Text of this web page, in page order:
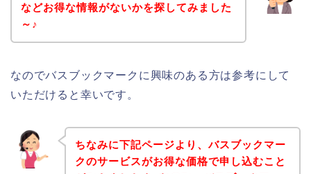
などお得な情報がないかを探してみました
～♪
なのでバスブックマークに興味のある方は参考にして
いただけると幸いです。
ちなみに下記ページより、バスブックマー
クのサービスがお得な価格で申し込むこと